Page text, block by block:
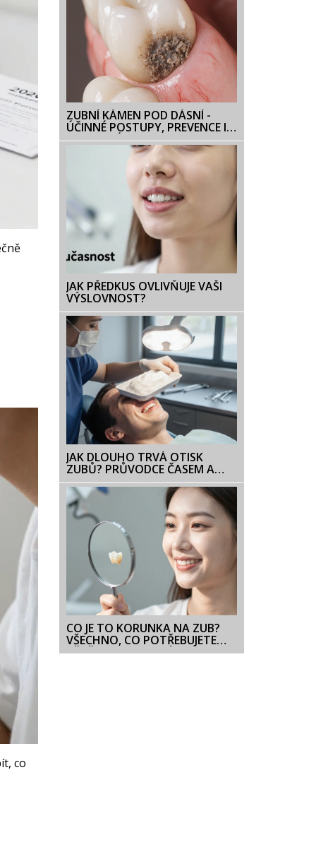
co
ZUBNÍ KÁMEN POD DÁSNÍ -
ÚČINNÉ POSTUPY, PREVENCE I
ODBORNÁ POMOC
JAK PŘEDKUS OVLIVŇUJE VAŠI
VÝSLOVNOST?
JAK DLOUHO TRVÁ OTISK
ZUBŮ? PRŮVODCE ČASEM A
FAKTORY
CO JE TO KORUNKA NA ZUB?
VŠECHNO, CO POTŘEBUJETE
VĚDĚT O ESTETICKÝCH